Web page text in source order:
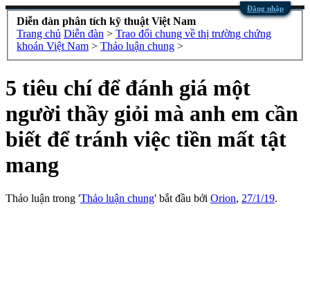
Đăng nhập
Diễn đàn phân tích kỹ thuật Việt Nam
Trang chủ Diễn đàn > Trao đổi chung về thị trường chứng
khoán Việt Nam > Thảo luận chung >
5 tiêu chí để đánh giá một
người thầy giỏi mà anh em cần
biết để tránh việc tiền mất tật
mang
Thảo luận trong 'Thảo luận chung' bắt đầu bởi Orion, 27/1/19.